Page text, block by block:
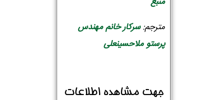
مترجم:سرکار خانم مهندس
پرستو ملاحسینعلی
جهت مشاهده اطلاعات